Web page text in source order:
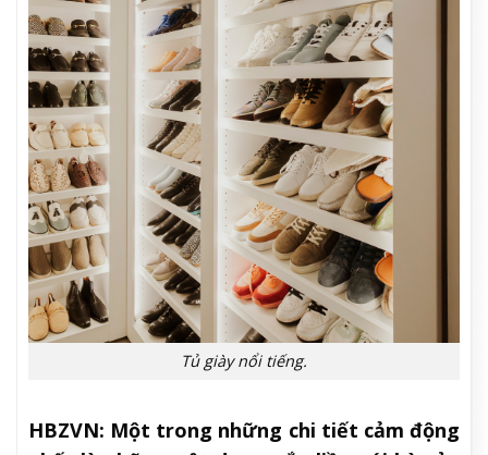
Tủ giày nổi tiếng.
HBZVN: Một trong những chi tiết cảm động